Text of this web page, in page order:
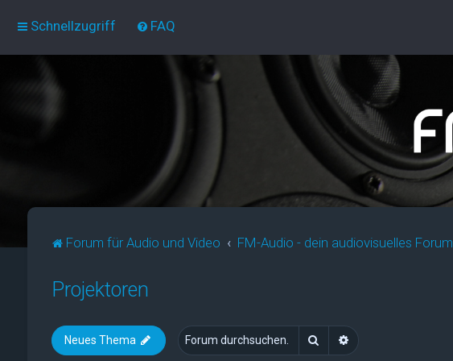
Schnellzugriff FAQ
Forum für Audio und Video FM-Audio - dein audiovisuelles Forum
Projektoren
Neues Thema Suche Erweiterte Suche